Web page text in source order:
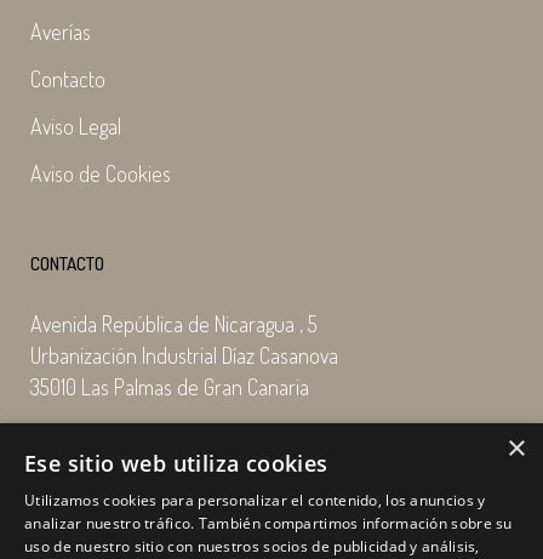
Averías
Contacto
Aviso Legal
Aviso de Cookies
CONTACTO
Avenida República de Nicaragua , 5
Urbanización Industrial Díaz Casanova
35010 Las Palmas de Gran Canaria
Email: enairgy@enairgy.es
Llámenos: +34 928 480 804
×
Ese sitio web utiliza cookies
Utilizamos cookies para personalizar el contenido, los anuncios y
analizar nuestro tráfico. También compartimos información sobre su
uso de nuestro sitio con nuestros socios de publicidad y análisis,